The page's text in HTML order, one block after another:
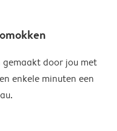
door jou met
enkele minuten een